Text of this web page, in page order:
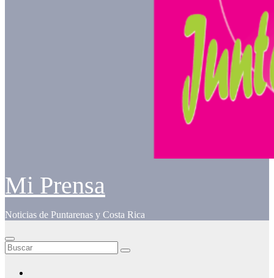
Mi Prensa
Noticias de Puntarenas y Costa Rica